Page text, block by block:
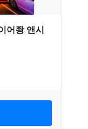
어좡 앤시